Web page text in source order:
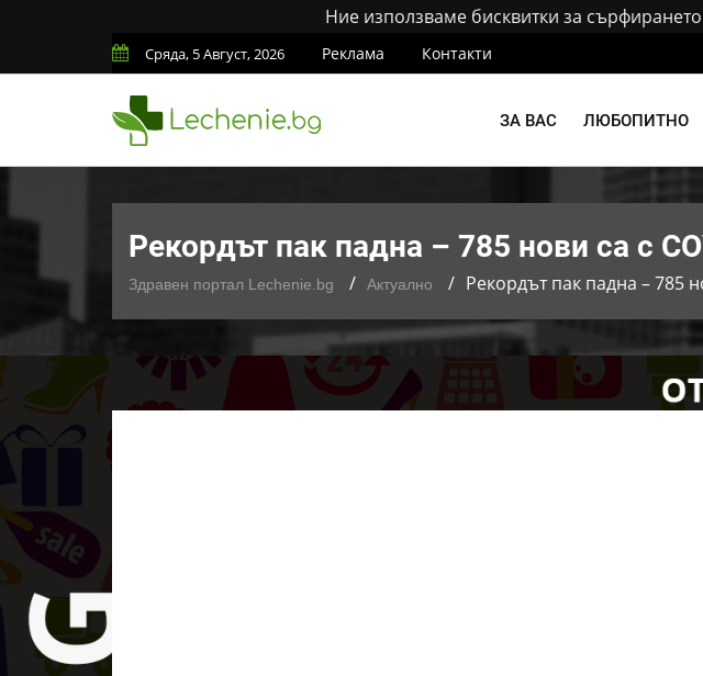
Ние използваме бисквитки за сърфирането
Сряда, 5 Август, 2026 Реклама Контакти
ЗА ВАС ЛЮБОПИТНО
Рекордът пак падна – 785 нови са с
Здравен портал Lechenie.bg Актуално Рекордът пак падна – 785